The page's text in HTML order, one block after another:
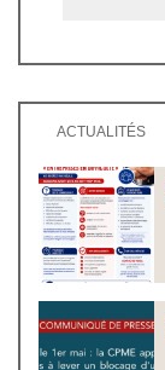
ACTUALITÉS